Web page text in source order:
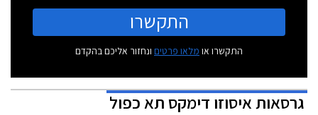
התקשרו
התקשרו או מלאו פרטים ונחזור אליכם בהקדם
גרסאותאיסוזו דימקס תא כפול